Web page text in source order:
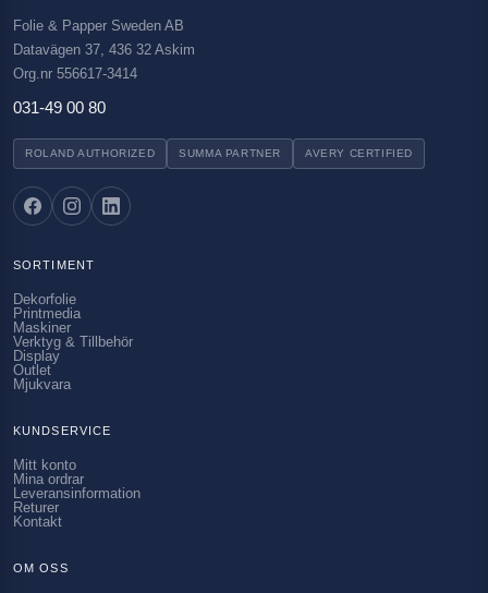
Folie & Papper Sweden AB
Datavägen 37, 436 32 Askim
Org.nr 556617-3414
031-49 00 80
ROLAND AUTHORIZED SUMMA PARTNER AVERY CERTIFIED
SORTIMENT
Dekorfolie
Printmedia
Maskiner
Verktyg & Tillbehör
Display
Outlet
Mjukvara
KUNDSERVICE
Mitt konto
Mina ordrar
Leveransinformation
Returer
Kontakt
OM OSS